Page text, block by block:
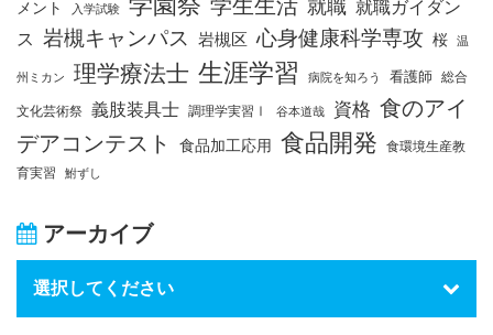
メント
入学試験 学生生活 就職 就職ガイダン
ス 岩槻キャンパス 岩槻区 心身健康科学専攻 桜 温
州ミカン 理学療法士 生涯学習 病院を知ろう 看護師 総合
文化芸術祭 義肢装具士 調理学実習Ⅰ 谷本道哉 資格 食のアイ
デアコンテスト
食品加工応用 食品開発 食環境生産教
育実習
鮒ずし
アーカイブ